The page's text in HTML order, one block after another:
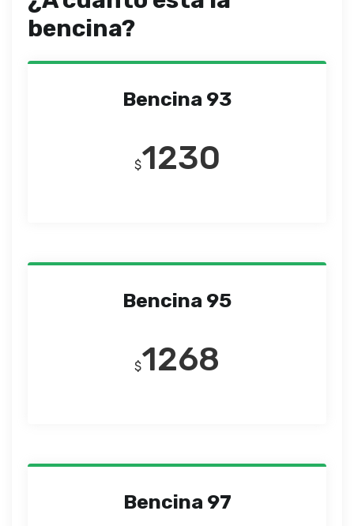
bencina?
Bencina 93
$1230
Bencina 95
$1268
Bencina 97